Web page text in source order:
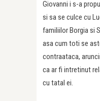
Giovanni i s-a
si sa se culce cu
familiilor Borgia si
asa cum toti se
contraataca,
ca ar fi intretinut
cu tatal ei.